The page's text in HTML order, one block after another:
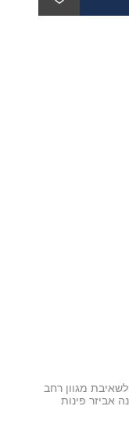
שואב אבק נטען RotaroPowerVac 2in1 לשאיבת מגוון רחב